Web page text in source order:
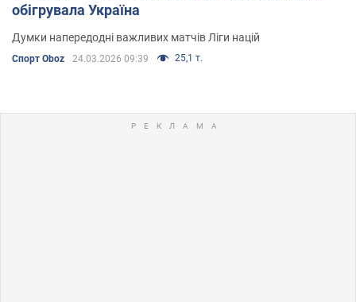
обігрувала Україна
Думки напередодні важливих матчів Ліги націй
Спорт Oboz 24.03.2026 09:39 25,1 т.